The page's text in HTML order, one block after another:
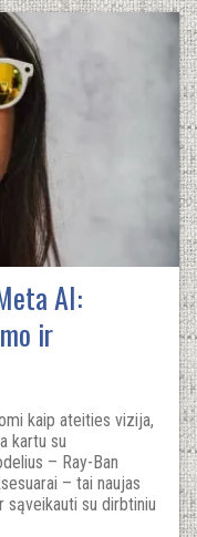
AI:
ir
kaip ateities vizija,
kartu su
– Ray-Ban
– tai naujas
su dirbtiniu